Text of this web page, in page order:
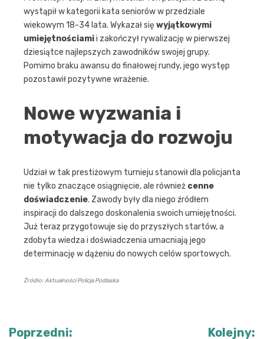
wystąpił w kategorii kata seniorów w przedziale
wiekowym 18-34 lata. Wykazał sięwyjątkowymi
umiejętnościamii zakończył rywalizację w pierwszej
dziesiątce najlepszych zawodników swojej grupy.
Pomimo braku awansu do finałowej rundy, jego występ
pozostawił pozytywne wrażenie.
Nowe wyzwania i
motywacja do rozwoju
Udział w tak prestiżowym turnieju stanowił dla policjanta
nie tylko znaczące osiągnięcie, ale również cenne
doświadczenie. Zawody były dla niego źródłem
inspiracji do dalszego doskonalenia swoich umiejętności.
Już teraz przygotowuje się do przyszłych startów, a
zdobyta wiedza i doświadczenia umacniają jego
determinację w dążeniu do nowych celów sportowych.
Źródło: Aktualności Policja Podlaska
Nawigacja
Poprzedni: Kolejny: